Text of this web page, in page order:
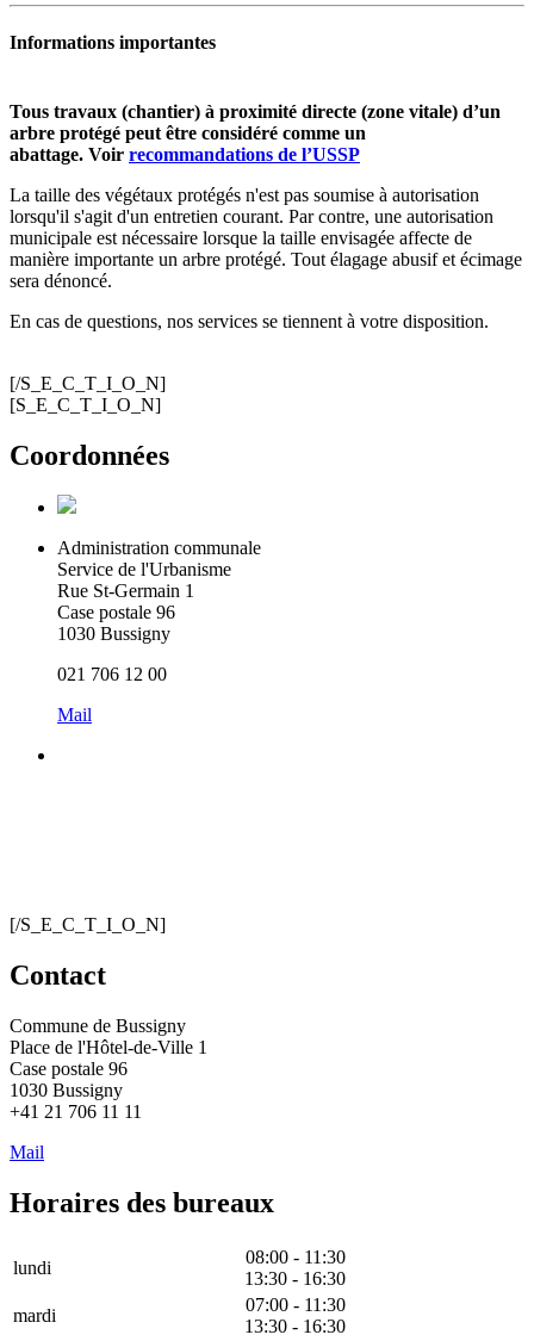
Informations importantes
Tous travaux (chantier) à proximité directe (zone vitale) d’un
arbre protégé peut être considéré comme un
abattage. Voir recommandations de l’USSP
La taille des végétaux protégés n'est pas soumise à autorisation
lorsqu'il s'agit d'un entretien courant. Par contre, une autorisation
municipale est nécessaire lorsque la taille envisagée affecte de
manière importante un arbre protégé. Tout élagage abusif et écimage
sera dénoncé.
En cas de questions, nos services se tiennent à votre disposition.
[/S_E_C_T_I_O_N]
[S_E_C_T_I_O_N]
Coordonnées
Administration communale
Service de l'Urbanisme
Rue St-Germain 1
Case postale 96
1030 Bussigny
021 706 12 00
Mail
[/S_E_C_T_I_O_N]
Contact
Commune de Bussigny
Place de l'Hôtel-de-Ville 1
Case postale 96
1030 Bussigny
+41 21 706 11 11
Mail
Horaires des bureaux
lundi
08:00 - 11:30
13:30 - 16:30
mardi
07:00 - 11:30
13:30 - 16:30